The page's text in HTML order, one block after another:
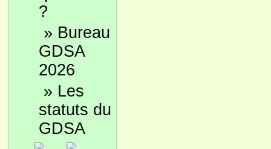
?
» Bureau
GDSA
2026
» Les
statuts du
GDSA